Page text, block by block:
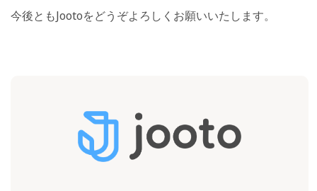
今後ともJootoをどうぞよろしくお願いいたします。